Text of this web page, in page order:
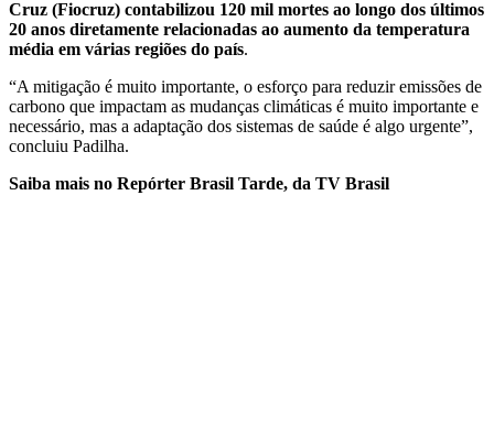
Cruz (Fiocruz) contabilizou 120 mil mortes ao longo dos últimos
20 anos diretamente relacionadas ao aumento da temperatura
média em várias regiões do país.
“A mitigação é muito importante, o esforço para reduzir emissões de
carbono que impactam as mudanças climáticas é muito importante e
necessário, mas a adaptação dos sistemas de saúde é algo urgente”,
concluiu Padilha.
Saiba mais no Repórter Brasil Tarde, da TV Brasil